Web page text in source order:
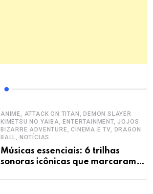
ANIME, ATTACK ON TITAN, DEMON SLAYER
KIMETSU NO YAIBA, ENTERTAINMENT, JOJOS
BIZARRE ADVENTURE, CINEMA E TV, DRAGON
BALL, NOTÍCIAS
Músicas essenciais: 6 trilhas
sonoras icônicas que marcaram